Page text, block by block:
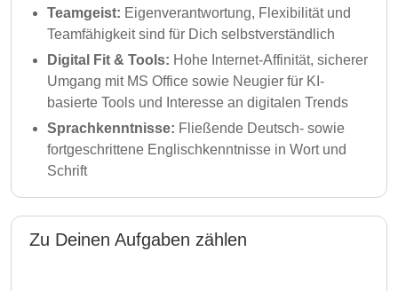
Teamgeist: Eigenverantwortung, Flexibilität und
Teamfähigkeit sind für Dich selbstverständlich
Digital Fit & Tools: Hohe Internet-Affinität, sicherer
Umgang mit MS Office sowie Neugier für KI-
basierte Tools und Interesse an digitalen Trends
Sprachkenntnisse: Fließende Deutsch- sowie
fortgeschrittene Englischkenntnisse in Wort und
Schrift
Zu Deinen Aufgaben zählen